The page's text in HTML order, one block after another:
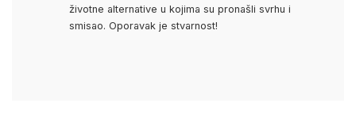
životne alternative u kojima su pronašli svrhu i
smisao. Oporavak je stvarnost!